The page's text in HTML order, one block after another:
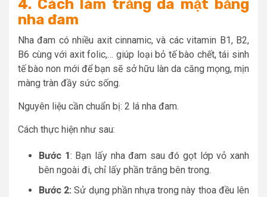
4. Cách làm trắng da mặt bằng
nha đam
Nha đam có nhiều axit cinnamic, và các vitamin B1, B2,
B6 cùng với axit folic,… giúp loại bỏ tế bào chết, tái sinh
tế bào non mới để bạn sẽ sở hữu làn da căng mọng, mịn
màng tràn đầy sức sống.
Nguyên liệu cần chuẩn bị: 2 lá nha đam.
Cách thực hiện như sau:
Bước 1: Bạn lấy nha đam sau đó gọt lớp vỏ xanh
bên ngoài đi, chỉ lấy phần trắng bên trong.
Bước 2: Sử dụng phần nhựa trong này thoa đều lên